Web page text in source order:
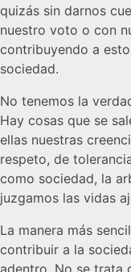
quizás sin darnos
nuestro voto o con
contribuyendo a
sociedad.
No tenemos la
Hay cosas que se
ellas nuestras
respeto, de
como sociedad, la
juzgamos las vidas
La manera más
contribuir a la
adentro. No se trata